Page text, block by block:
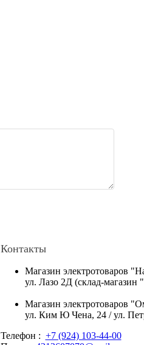
Контакты
Магазин электротоваров
ул. Лазо 2Д (склад-магазин
Магазин электротоваров
ул. Ким Ю Чена, 24 / ул.
Телефон : +7 (924) 103-44-00